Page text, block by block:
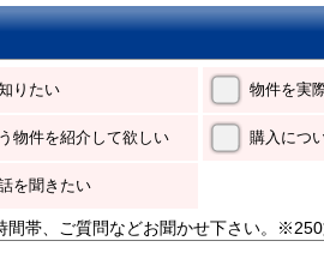
りたい 物件を実
物件を紹介して欲しい 購入につ
を聞きたい
間帯、ご質問などお聞かせ下さい。